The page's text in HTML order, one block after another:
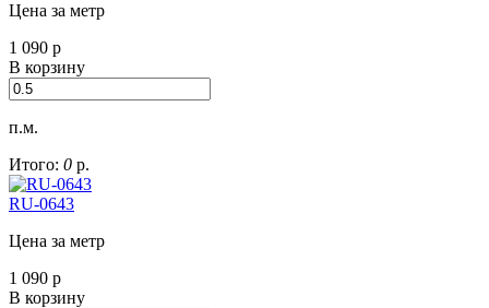
Цена за метр
1 090 р
В корзину
п.м.
Итого: 0 р.
RU-0643
Цена за метр
1 090 р
В корзину